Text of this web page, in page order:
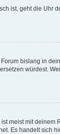
ist, geht die Uhr
bislang in
würdest.
meist mit
Es handelt